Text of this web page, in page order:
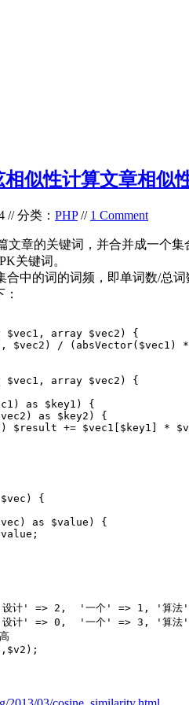
似性计算文章相似
// 分类： PHP// 1 Comment
文章的关键词，并合并成一个集
关键词。
合中的词的词频，即单词数/总
array $vec2) {
$vec2) / (absVector($vec1)
$vec1, array $vec2) {
as $key1) {
as $key2) {
$result += $vec1[$key1] *
{
as $value) {
计' => 2,  '一个' => 1, '算
计' => 0,  '一个' => 3, '算